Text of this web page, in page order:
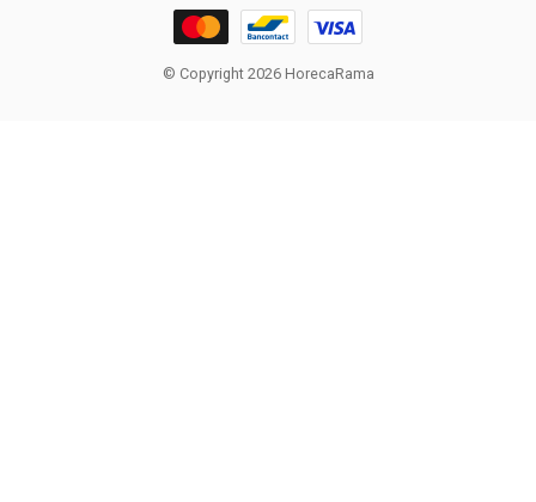
© Copyright 2026 HorecaRama